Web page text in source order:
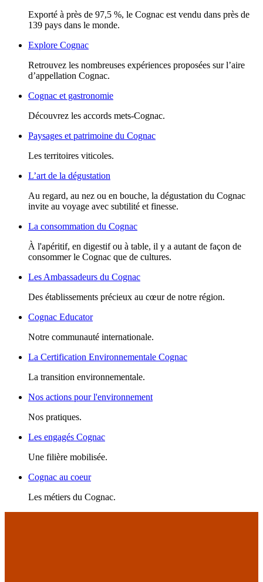
Exporté à près de 97,5 %, le Cognac est vendu dans près de
139 pays dans le monde.
Explore Cognac
Retrouvez les nombreuses expériences proposées sur l’aire
d’appellation Cognac.
Cognac et gastronomie
Découvrez les accords mets-Cognac.
Paysages et patrimoine du Cognac
Les territoires viticoles.
L’art de la dégustation
Au regard, au nez ou en bouche, la dégustation du Cognac
invite au voyage avec subtilité et finesse.
La consommation du Cognac
À l'apéritif, en digestif ou à table, il y a autant de façon de
consommer le Cognac que de cultures.
Les Ambassadeurs du Cognac
Des établissements précieux au cœur de notre région.
Cognac Educator
Notre communauté internationale.
La Certification Environnementale Cognac
La transition environnementale.
Nos actions pour l'environnement
Nos pratiques.
Les engagés Cognac
Une filière mobilisée.
Cognac au coeur
Les métiers du Cognac.